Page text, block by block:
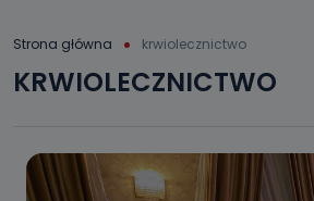
Strona główna krwiolecznictwo
KRWIOLECZNICTWO